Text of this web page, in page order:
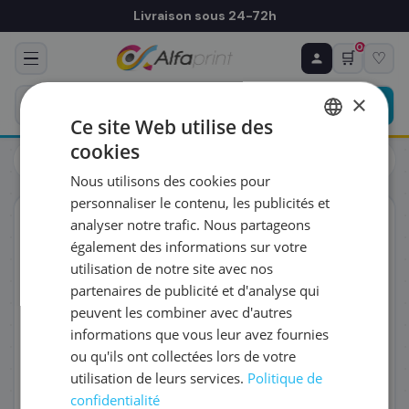
Livraison sous 24-72h
🛒
0
♡
Cartouches
Brother
ORIGINAL
♻ COMMANDE RÉCURRENTE
Prévoyez & économisez
Programmez votre prochain achat — notre équipe
vous prépare un devis personnalisé
RÉFÉRENCE DU PRODUIT
FRÉQUENCE
QUANTITÉ PAR LIVRAISON
DATE DE PREMIÈRE LIVRAISON SOUHAITÉE
×
Ce site Web utilise des
cookies
Nous utilisons des cookies pour
personnaliser le contenu, les publicités et
analyser notre trafic. Nous partageons
également des informations sur votre
utilisation de notre site avec nos
partenaires de publicité et d'analyse qui
peuvent les combiner avec d'autres
informations que vous leur avez fournies
ou qu'ils ont collectées lors de votre
utilisation de leurs services. Politique de
confidentialité